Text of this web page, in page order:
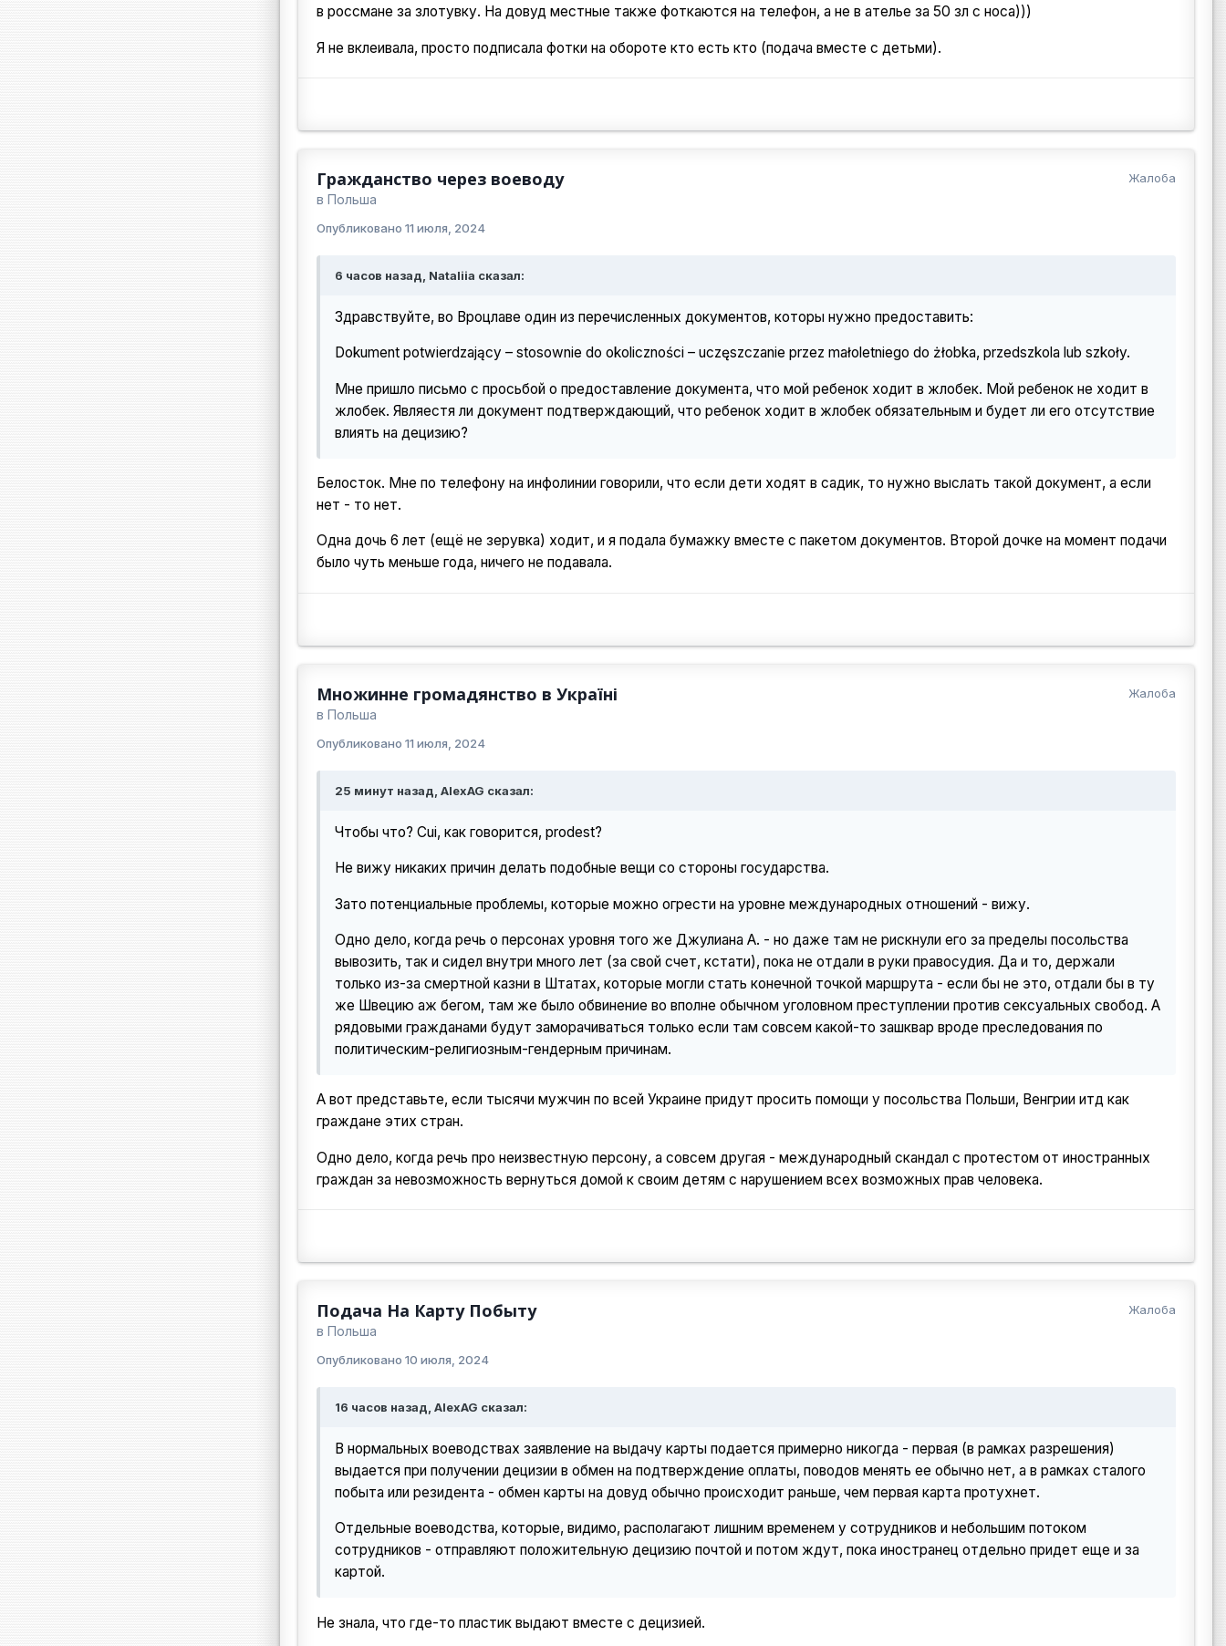
в россмане за злотувку. На довуд местные также фоткаются на телефон, а не в ателье за 50 зл с носа)))
Я не вклеивала, просто подписала фотки на обороте кто есть кто (подача вместе с детьми).
Жалоба
Гражданство через воеводу
в Польша
Опубликовано 11 июля, 2024
6 часов назад, Nataliia сказал:
Здравствуйте, во Вроцлаве один из перечисленных документов, которы нужно предоставить:
Dokument potwierdzający – stosownie do okoliczności – uczęszczanie przez małoletniego do żłobka, przedszkola lub szkoły.
Мне пришло письмо с просьбой о предоставление документа, что мой ребенок ходит в жлобек. Мой ребенок не ходит в
жлобек. Являестя ли документ подтверждающий, что ребенок ходит в жлобек обязательным и будет ли его отсутствие
влиять на децизию?
Белосток. Мне по телефону на инфолинии говорили, что если дети ходят в садик, то нужно выслать такой документ, а если
нет - то нет.
Одна дочь 6 лет (ещё не зерувка) ходит, и я подала бумажку вместе с пакетом документов. Второй дочке на момент подачи
было чуть меньше года, ничего не подавала.
Жалоба
Множинне громадянство в Україні
в Польша
Опубликовано 11 июля, 2024
25 минут назад, AlexAG сказал:
Чтобы что? Cui, как говорится, prodest?
Не вижу никаких причин делать подобные вещи со стороны государства.
Зато потенциальные проблемы, которые можно огрести на уровне международных отношений - вижу.
Одно дело, когда речь о персонах уровня того же Джулиана А. - но даже там не рискнули его за пределы посольства
вывозить, так и сидел внутри много лет (за свой счет, кстати), пока не отдали в руки правосудия. Да и то, держали
только из-за смертной казни в Штатах, которые могли стать конечной точкой маршрута - если бы не это, отдали бы в ту
же Швецию аж бегом, там же было обвинение во вполне обычном уголовном преступлении против сексуальных свобод. А
рядовыми гражданами будут заморачиваться только если там совсем какой-то зашквар вроде преследования по
политическим-религиозным-гендерным причинам.
А вот представьте, если тысячи мужчин по всей Украине придут просить помощи у посольства Польши, Венгрии итд как
граждане этих стран.
Одно дело, когда речь про неизвестную персону, а совсем другая - международный скандал с протестом от иностранных
граждан за невозможность вернуться домой к своим детям с нарушением всех возможных прав человека.
Жалоба
Подача На Карту Побыту
в Польша
Опубликовано 10 июля, 2024
16 часов назад, AlexAG сказал:
В нормальных воеводствах заявление на выдачу карты подается примерно никогда - первая (в рамках разрешения)
выдается при получении децизии в обмен на подтверждение оплаты, поводов менять ее обычно нет, а в рамках сталого
побыта или резидента - обмен карты на довуд обычно происходит раньше, чем первая карта протухнет.
Отдельные воеводства, которые, видимо, располагают лишним временем у сотрудников и небольшим потоком
сотрудников - отправляют положительную децизию почтой и потом ждут, пока иностранец отдельно придет еще и за
картой.
Не знала, что где-то пластик выдают вместе с децизией.